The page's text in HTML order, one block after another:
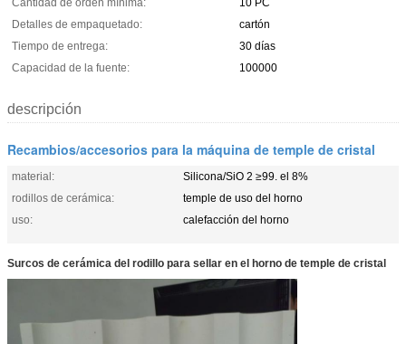
Cantidad de orden mínima:
10 PC
Detalles de empaquetado:
cartón
Tiempo de entrega:
30 días
Capacidad de la fuente:
100000
descripción
Recambios/accesorios para la máquina de temple de cristal
material:
Silicona/SiO 2 ≥99. el 8%
rodillos de cerámica:
temple de uso del horno
uso:
calefacción del horno
Surcos de cerámica del rodillo para sellar en el horno de temple de cristal